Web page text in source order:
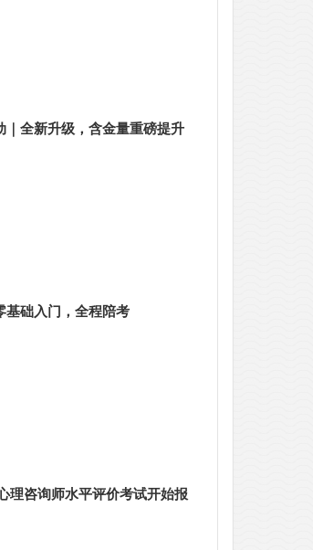
｜全新升级，含金量重磅提升
基础入门，全程陪考
理咨询师水平评价考试开始报